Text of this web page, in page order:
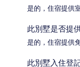
是的，住宿提供
此別墅是否提
是的，住宿提供
此別墅入住登